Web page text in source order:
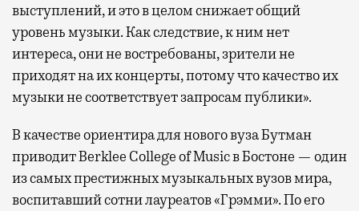
выступлений, и это в целом снижает общий
уровень музыки. Как следствие, к ним нет
интереса, они не востребованы, зрители не
приходят на их концерты, потому что качество их
музыки не соответствует запросам публики».
В качестве ориентира для нового вуза Бутман
приводит Berklee College of Music в Бостоне — один
из самых престижных музыкальных вузов мира,
воспитавший сотни лауреатов «Грэмми». По его